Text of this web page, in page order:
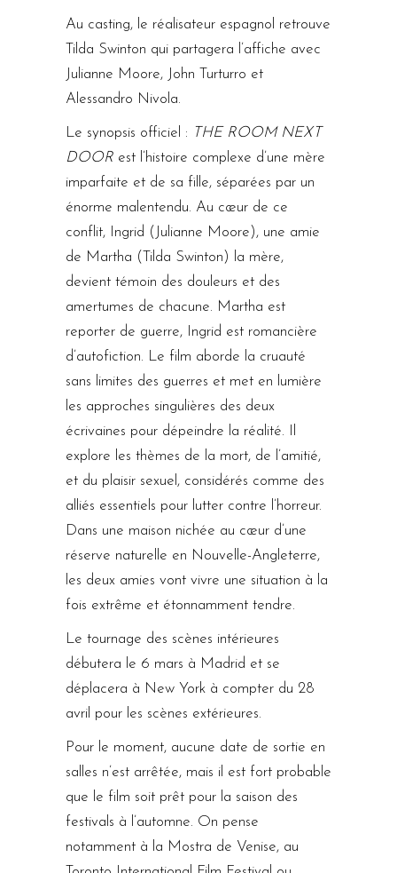
Au casting, le réalisateur espagnol retrouve
Tilda Swinton qui partagera l’affiche avec
Julianne Moore, John Turturro et
Alessandro Nivola.
Le synopsis officiel : THE ROOM NEXT
DOOR est l’histoire complexe d’une mère
imparfaite et de sa fille, séparées par un
énorme malentendu. Au cœur de ce
conflit, Ingrid (Julianne Moore), une amie
de Martha (Tilda Swinton) la mère,
devient témoin des douleurs et des
amertumes de chacune. Martha est
reporter de guerre, Ingrid est romancière
d’autofiction. Le film aborde la cruauté
sans limites des guerres et met en lumière
les approches singulières des deux
écrivaines pour dépeindre la réalité. Il
explore les thèmes de la mort, de l’amitié,
et du plaisir sexuel, considérés comme des
alliés essentiels pour lutter contre l’horreur.
Dans une maison nichée au cœur d’une
réserve naturelle en Nouvelle-Angleterre,
les deux amies vont vivre une situation à la
fois extrême et étonnamment tendre.
Le tournage des scènes intérieures
débutera le 6 mars à Madrid et se
déplacera à New York à compter du 28
avril pour les scènes extérieures.
Pour le moment, aucune date de sortie en
salles n’est arrêtée, mais il est fort probable
que le film soit prêt pour la saison des
festivals à l’automne. On pense
notamment à la Mostra de Venise, au